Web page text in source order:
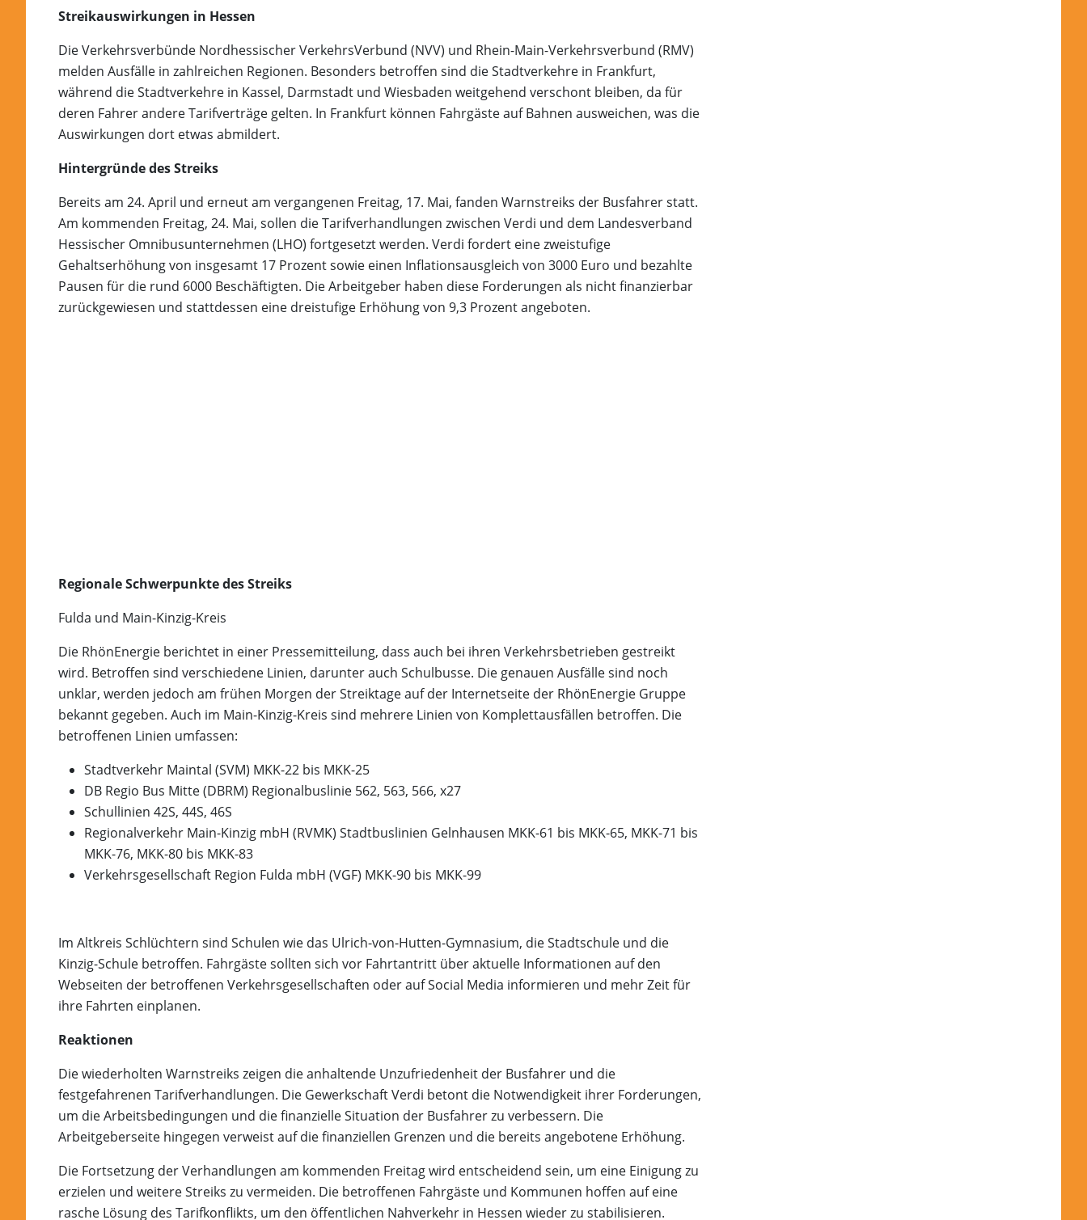
Streikauswirkungen in Hessen
Die Verkehrsverbünde Nordhessischer VerkehrsVerbund (NVV) und Rhein-Main-Verkehrsverbund (RMV)
melden Ausfälle in zahlreichen Regionen. Besonders betroffen sind die Stadtverkehre in Frankfurt,
während die Stadtverkehre in Kassel, Darmstadt und Wiesbaden weitgehend verschont bleiben, da für
deren Fahrer andere Tarifverträge gelten. In Frankfurt können Fahrgäste auf Bahnen ausweichen, was die
Auswirkungen dort etwas abmildert.
Hintergründe des Streiks
Bereits am 24. April und erneut am vergangenen Freitag, 17. Mai, fanden Warnstreiks der Busfahrer statt.
Am kommenden Freitag, 24. Mai, sollen die Tarifverhandlungen zwischen Verdi und dem Landesverband
Hessischer Omnibusunternehmen (LHO) fortgesetzt werden. Verdi fordert eine zweistufige
Gehaltserhöhung von insgesamt 17 Prozent sowie einen Inflationsausgleich von 3000 Euro und bezahlte
Pausen für die rund 6000 Beschäftigten. Die Arbeitgeber haben diese Forderungen als nicht finanzierbar
zurückgewiesen und stattdessen eine dreistufige Erhöhung von 9,3 Prozent angeboten.
Regionale Schwerpunkte des Streiks
Fulda und Main-Kinzig-Kreis
Die RhönEnergie berichtet in einer Pressemitteilung, dass auch bei ihren Verkehrsbetrieben gestreikt
wird. Betroffen sind verschiedene Linien, darunter auch Schulbusse. Die genauen Ausfälle sind noch
unklar, werden jedoch am frühen Morgen der Streiktage auf der Internetseite der RhönEnergie Gruppe
bekannt gegeben. Auch im Main-Kinzig-Kreis sind mehrere Linien von Komplettausfällen betroffen. Die
betroffenen Linien umfassen:
Stadtverkehr Maintal (SVM) MKK-22 bis MKK-25
DB Regio Bus Mitte (DBRM) Regionalbuslinie 562, 563, 566, x27
Schullinien 42S, 44S, 46S
Regionalverkehr Main-Kinzig mbH (RVMK) Stadtbuslinien Gelnhausen MKK-61 bis MKK-65, MKK-71 bis
MKK-76, MKK-80 bis MKK-83
Verkehrsgesellschaft Region Fulda mbH (VGF) MKK-90 bis MKK-99
Im Altkreis Schlüchtern sind Schulen wie das Ulrich-von-Hutten-Gymnasium, die Stadtschule und die
Kinzig-Schule betroffen. Fahrgäste sollten sich vor Fahrtantritt über aktuelle Informationen auf den
Webseiten der betroffenen Verkehrsgesellschaften oder auf Social Media informieren und mehr Zeit für
ihre Fahrten einplanen.
Reaktionen
Die wiederholten Warnstreiks zeigen die anhaltende Unzufriedenheit der Busfahrer und die
festgefahrenen Tarifverhandlungen. Die Gewerkschaft Verdi betont die Notwendigkeit ihrer Forderungen,
um die Arbeitsbedingungen und die finanzielle Situation der Busfahrer zu verbessern. Die
Arbeitgeberseite hingegen verweist auf die finanziellen Grenzen und die bereits angebotene Erhöhung.
Die Fortsetzung der Verhandlungen am kommenden Freitag wird entscheidend sein, um eine Einigung zu
erzielen und weitere Streiks zu vermeiden. Die betroffenen Fahrgäste und Kommunen hoffen auf eine
rasche Lösung des Tarifkonflikts, um den öffentlichen Nahverkehr in Hessen wieder zu stabilisieren.